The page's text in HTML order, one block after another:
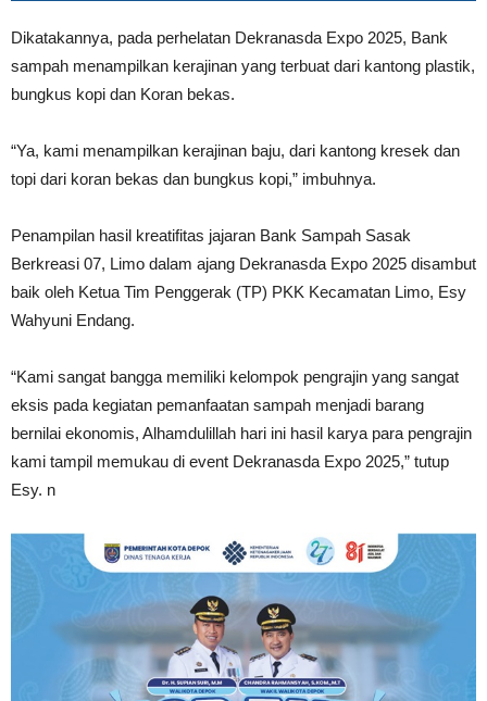
Dikatakannya, pada perhelatan Dekranasda Expo 2025, Bank
sampah menampilkan kerajinan yang terbuat dari kantong plastik,
bungkus kopi dan Koran bekas.
“Ya, kami menampilkan kerajinan baju, dari kantong kresek dan
topi dari koran bekas dan bungkus kopi,” imbuhnya.
Penampilan hasil kreatifitas jajaran Bank Sampah Sasak
Berkreasi 07, Limo dalam ajang Dekranasda Expo 2025 disambut
baik oleh Ketua Tim Penggerak (TP) PKK Kecamatan Limo, Esy
Wahyuni Endang.
“Kami sangat bangga memiliki kelompok pengrajin yang sangat
eksis pada kegiatan pemanfaatan sampah menjadi barang
bernilai ekonomis, Alhamdulillah hari ini hasil karya para pengrajin
kami tampil memukau di event Dekranasda Expo 2025,” tutup
Esy. n